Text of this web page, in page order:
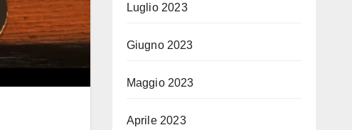
Luglio 2023
Giugno 2023
Maggio 2023
Aprile 2023